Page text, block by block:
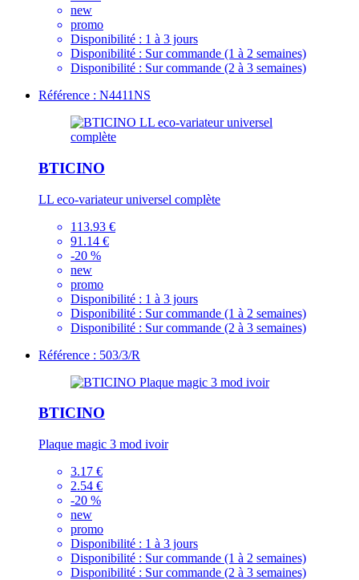
new
promo
Disponibilité : 1 à 3 jours
Disponibilité : Sur commande (1 à 2 semaines)
Disponibilité : Sur commande (2 à 3 semaines)
Référence : N4411NS
BTICINO
LL eco-variateur universel complète
113.93 €
91.14 €
-20 %
new
promo
Disponibilité : 1 à 3 jours
Disponibilité : Sur commande (1 à 2 semaines)
Disponibilité : Sur commande (2 à 3 semaines)
Référence : 503/3/R
BTICINO
Plaque magic 3 mod ivoir
3.17 €
2.54 €
-20 %
new
promo
Disponibilité : 1 à 3 jours
Disponibilité : Sur commande (1 à 2 semaines)
Disponibilité : Sur commande (2 à 3 semaines)